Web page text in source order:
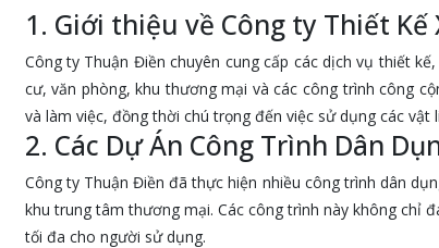
1. Giới thiệu về Công ty Thiết
Công ty Thuận Điền chuyên cung cấp các dịch vụ thiết
cư, văn phòng, khu thương mại và các công trình công
và làm việc, đồng thời chú trọng đến việc sử dụng các
2. Các Dự Án Công Trình Dân
Công ty Thuận Điền đã thực hiện nhiều công trình dân
khu trung tâm thương mại. Các công trình này không chỉ
tối đa cho người sử dụng.